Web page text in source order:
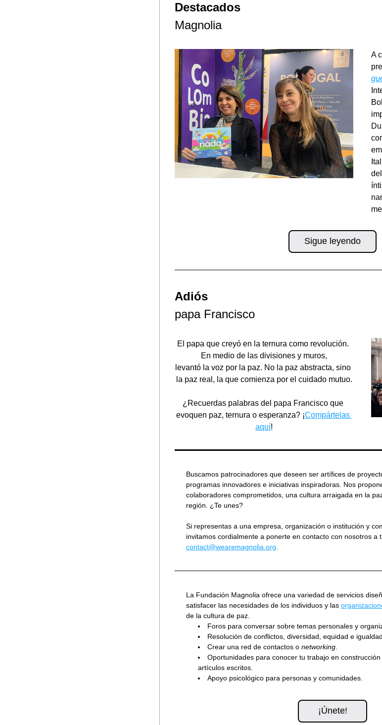
Destacados
Magnolia
A
Sigue leyendo
Adiós
papa Francisco
El papa que creyó en la ternura como revolución.
En medio de las divisiones y muros,
levantó la voz por la paz. No la paz abstracta, sino
la paz real, la que comienza por el cuidado mutuo.
¿Recuerdas palabras del papa Francisco que
evoquen paz, ternura o esperanza? ¡Compártelas
aquí!
Buscamos patrocinadores que deseen ser artífices de
programas innovadores e iniciativas inspiradoras. Nos
colaboradores comprometidos, una cultura arraigada en la
región. ¿Te unes?
Si representas a una empresa, organización o institución y
contact@wearemagnolia.org
La Fundación Magnolia ofrece una variedad de servicios
satisfacer las necesidades de los individuos y las
de la cultura de paz.
Foros para conversar sobre temas personales y
Resolución de conflictos, diversidad, equidad e
Crear una red de contactos o networking
Oportunidades para conocer tu trabajo en
artículos escritos.
Apoyo psicológico para personas y comunidades.
¡Únete!